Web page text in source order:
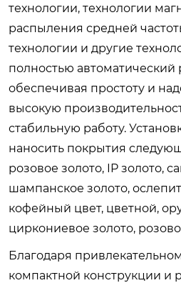
технологии, технологии
распыления средней
технологии и другие
полностью
обеспечивая простоту и
высокую
стабильную работу.
наносить покрытия
розовое золото, IP золото,
шампанское золото,
кофейный цвет, цветной,
циркониевое золото,
Благодаря
компактной конструкции и